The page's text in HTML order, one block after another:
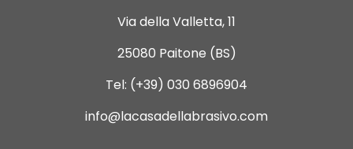
Via della Valletta, 11
25080 Paitone (BS)
Tel: (+39) 030 6896904
info@lacasadellabrasivo.com